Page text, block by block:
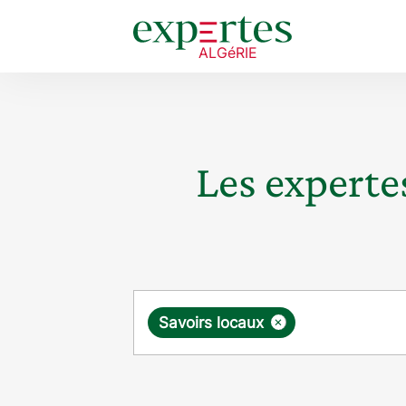
Les
Requête ×
Savoirs locaux